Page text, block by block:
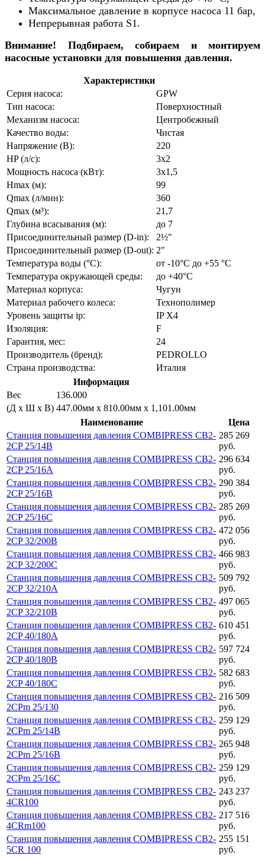
Максимальное давление в корпусе насоса 11 бар,
Непрерывная работа S1.
Внимание! Подбираем, собираем и монтируем
насосные установки для повышения давления.
Характеристики
Серия насоса:
GPW
Тип насоса:
Поверхностный
Механизм насоса:
Центробежный
Качество воды:
Чистая
Напряжение (В):
220
HP (л/с):
3х2
Мощность насоса (кВт):
3х1,5
Hmax (м):
99
Qmax (л/мин):
360
Qmax (м³):
21,7
Глубина всасывания (м):
до 7
Присоединительный размер (D-in):
2½"
Присоединительный размер (D-out): 2"
Температура воды (°C):
от -10°C до +55 °C
Температура окружающей среды:
до +40°C
Материал корпуса:
Чугун
Материал рабочего колеса:
Технополимер
Уровень защиты ip:
IP X4
Изоляция:
F
Гарантия, мес:
24
Производитель (бренд):
PEDROLLO
Страна производства:
Италия
Информация
Вес
136.000
(Д х Ш х В) 447.00мм x 810.00мм x 1,101.00мм
Наименование
Цена
Станция повышения давления COMBIPRESS CB2-
2CP 25/14B
285 269
руб.
Станция повышения давления COMBIPRESS CB2-
2CP 25/16A
296 634
руб.
Станция повышения давления COMBIPRESS CB2-
2CP 25/16B
290 384
руб.
Станция повышения давления COMBIPRESS CB2-
2CP 25/16C
285 269
руб.
Станция повышения давления COMBIPRESS CB2-
2CP 32/200B
472 056
руб.
Станция повышения давления COMBIPRESS CB2-
2CP 32/200C
466 983
руб.
Станция повышения давления COMBIPRESS CB2-
2CP 32/210A
509 792
руб.
Станция повышения давления COMBIPRESS CB2-
2CP 32/210B
497 065
руб.
Станция повышения давления COMBIPRESS CB2-
2CP 40/180A
610 451
руб.
Станция повышения давления COMBIPRESS CB2-
2CP 40/180B
597 724
руб.
Станция повышения давления COMBIPRESS CB2-
2CP 40/180C
582 683
руб.
Станция повышения давления COMBIPRESS CB2-
2CPm 25/130
216 509
руб.
Станция повышения давления COMBIPRESS CB2-
2CPm 25/14B
259 129
руб.
Станция повышения давления COMBIPRESS CB2-
2CPm 25/16B
265 948
руб.
Станция повышения давления COMBIPRESS CB2-
2CPm 25/16C
259 129
руб.
Станция повышения давления COMBIPRESS CB2-
4CR100
243 237
руб.
Станция повышения давления COMBIPRESS CB2-
4CRm100
217 516
руб.
Станция повышения давления COMBIPRESS CB2-
5CR 100
255 151
руб.